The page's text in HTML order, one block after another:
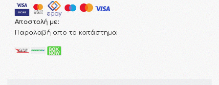
Αποστολή με:
Παραλαβή απο το κατάστημα